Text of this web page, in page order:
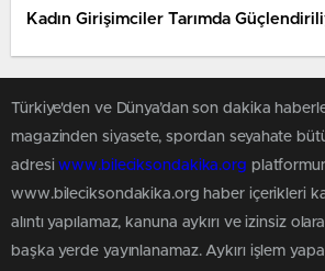
Kadın Girişimciler Tarımda
Türkiye'den ve Dünya’dan son dakika
magazinden siyasete, spordan seyahate
adresiwww.bileciksondakika.org
www.bileciksondakika.org haber içerikleri
alıntı yapılamaz, kanuna aykırı ve izinsiz
başka yerde yayınlanamaz. Aykırı işlem